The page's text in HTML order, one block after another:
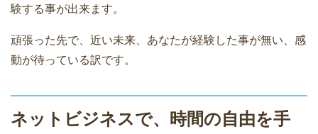
験する事が出来ます。
頑張った先で、近い未来、あなたが経験した事が無い、感
動が待っている訳です。
ネットビジネスで、時間の自由を手